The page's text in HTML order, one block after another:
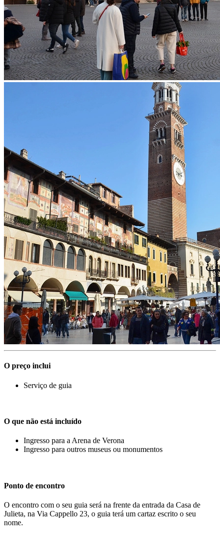
O preço inclui
Serviço de guia
O que não está incluído
Ingresso para a Arena de Verona
Ingresso para outros museus ou monumentos
Ponto de encontro
O encontro com o seu guia será na frente da entrada da Casa de
Julieta, na Via Cappello 23, o guia terá um cartaz escrito o seu
nome.